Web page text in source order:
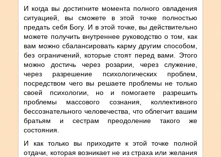
И когда вы достигните момента полного овладения
ситуацией, вы сможете в этой точке полностью
предать себя Богу. И в этой точке, вы действительно
можете получить внутреннее руководство о том, как
вам можно сбалансировать карму другим способом,
без ограничений, которые стоят перед вами. Этого
можно достичь через розарии, через служение,
через разрешение психологических проблем,
посредством чего вы решаете проблемы не только
своей психологии, но и помогаете разрешить
проблемы массового сознания, коллективного
бессознательного человечества, что облегчит вашим
братьям и сестрам преодоление такого же
состояния.
И как только вы приходите к этой точке полной
отдачи, которая возникает не из страха или желания